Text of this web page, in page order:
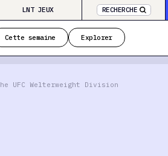
LNT JEUX RECHERCHE
Cette semaine Explorer
UFC Welterweight Division